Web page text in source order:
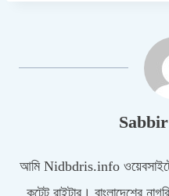
আমি Nidbdris.info